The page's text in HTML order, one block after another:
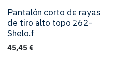
Pantalón corto de rayas
de tiro alto topo 262-
Shelo.f
45,45 €